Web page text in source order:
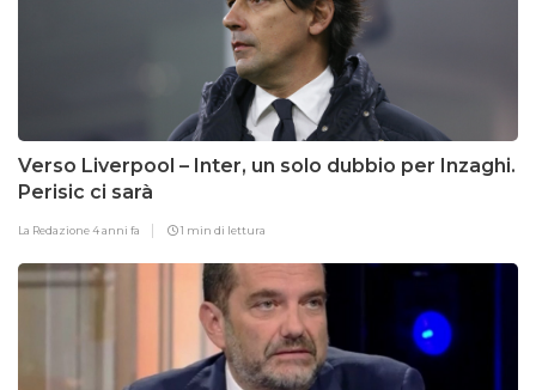
Verso Liverpool – Inter, un solo dubbio per Inzaghi.
Perisic ci sarà
La Redazione4 anni fa 1 min di lettura